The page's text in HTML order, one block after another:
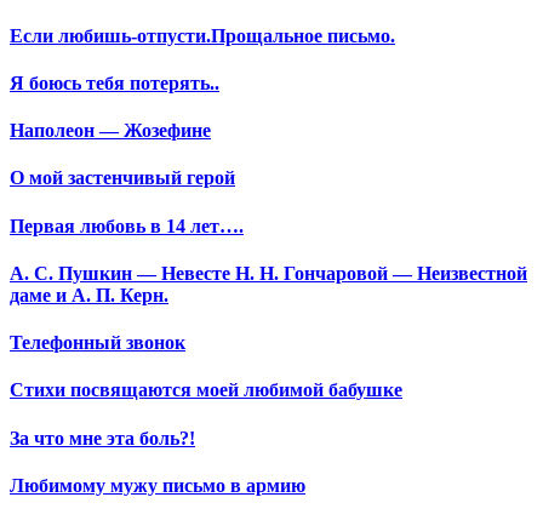
Если любишь-отпусти.Прощальное письмо.
Я боюсь тебя потерять..
Наполеон — Жозефине
О мой застенчивый герой
Первая любовь в 14 лет….
А. С. Пушкин — Невесте Н. Н. Гончаровой — Неизвестной
даме и А. П. Керн.
Телефонный звонок
Стихи посвящаются моей любимой бабушке
За что мне эта боль?!
Любимому мужу письмо в армию